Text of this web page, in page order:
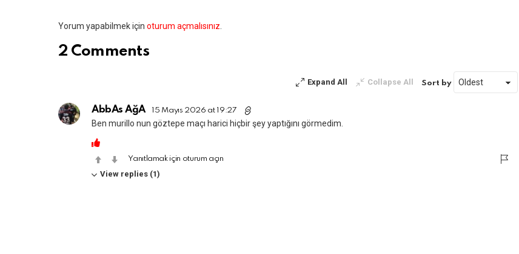
Bir
yanıt
yazın
Yorum yapabilmek için oturum açmalısınız
2 Comments
Expand All Collapse All Sort by
AbbAs AğA 15 Mayıs 2026 at 19:27
Ben murillo nun göztepe maçı harici hiçbir şey yaptığını görmedim.
Yanıtlamak için oturum açın
View replies (1)